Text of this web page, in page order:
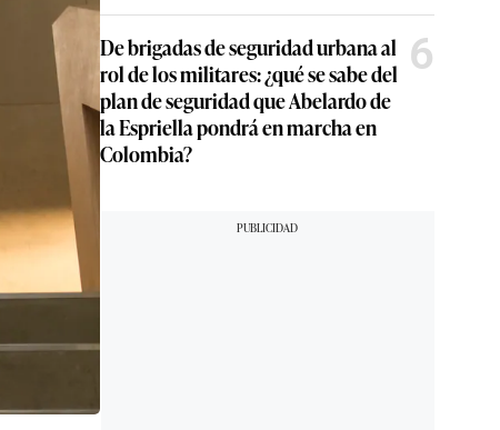
De brigadas de seguridad urbana al
rol de los militares: ¿qué se sabe del
plan de seguridad que Abelardo de
la Espriella pondrá en marcha en
Colombia?
6